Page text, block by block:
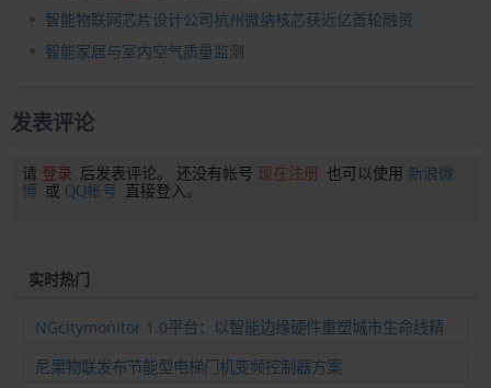
智能物联网芯片设计公司杭州微纳核芯获近亿首轮融资
智能家居与室内空气质量监测
发表评论
请 登录 后发表评论。 还没有帐号 现在注册 也可以使用 新浪微
博 或 QQ帐号 直接登入。
实时热门
NGcitymonitor 1.0平台：以智能边缘硬件重塑城市生命线精
尼果物联发布节能型电梯门机变频控制器方案